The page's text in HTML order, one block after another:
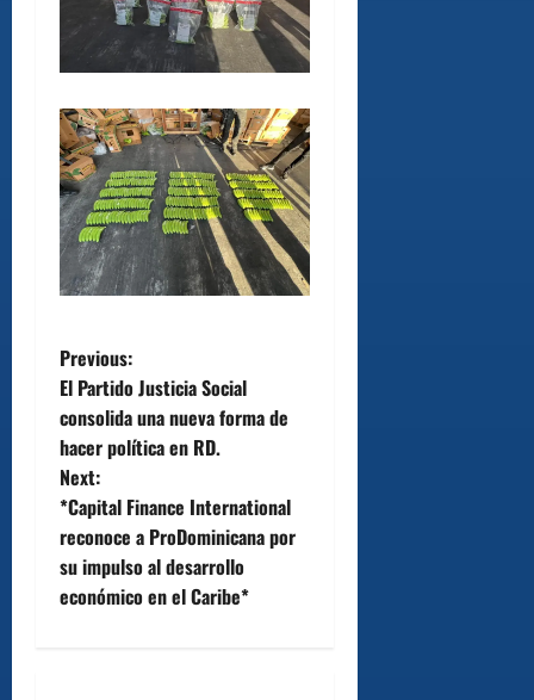
P
o
s
t
n
a
Previous:
El Partido Justicia Social
consolida una nueva forma de
hacer política en RD.
Next:
*Capital Finance International
reconoce a ProDominicana por
su impulso al desarrollo
económico en el Caribe*